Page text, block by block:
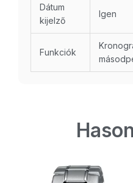
Dátum
kijelző
Igen
Funkciók